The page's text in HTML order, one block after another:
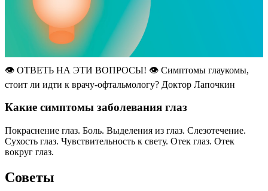
👁️ ОТВЕТЬ НА ЭТИ ВОПРОСЫ! 👁️ Симптомы глаукомы,
стоит ли идти к врачу-офтальмологу? Доктор Лапочкин
Какие симптомы заболевания глаз
Покраснение глаз. Боль. Выделения из глаз. Слезотечение.
Сухость глаз. Чувствительность к свету. Отек глаз. Отек
вокруг глаз.
Советы